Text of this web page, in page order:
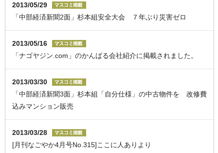
2013/05/29
「中部経済新聞2面」杉本組安全大会 ７年ぶり災害ゼロ
2013/05/16
「ナゴヤジン.com」のかんばる会社紹介に掲載されました。
2013/03/30
「中部経済新聞3面」杉本組「自分仕様」の中古物件を 改修費
込みマンション販売
2013/03/28
[月刊なごやか4月号No.315]ここに人ありより